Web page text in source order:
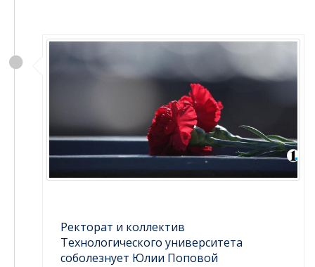
Ректорат и коллектив
Технологического университета
соболезнует Юлии Поповой